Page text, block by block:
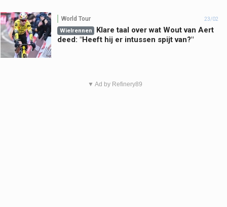
World Tour 23/02
Wielrennen
Klare taal over wat Wout van Aert
deed: "Heeft hij er intussen spijt van?"
▼ Ad by Refinery89